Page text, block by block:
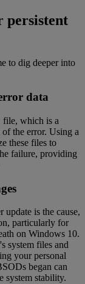
persistent
to dig deeper into
data
file, which is a
the error. Using a
these files to
failure, providing
update is the cause,
particularly for
on Windows 10.
system files and
your personal
began can
system stability.